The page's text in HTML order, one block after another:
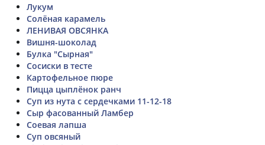
Лукум
Солёная карамель
ЛЕНИВАЯ ОВСЯНКА
Вишня-шоколад
Булка "Сырная"
Сосиски в тесте
Картофельное пюре
Пицца цыплёнок ранч
Суп из нута с сердечками 11-12-18
Сыр фасованный Ламбер
Соевая лапша
Суп овсяный